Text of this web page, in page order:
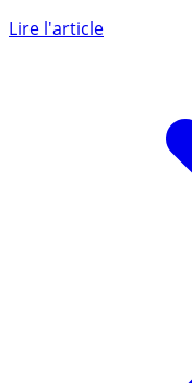
pour le livret A, mais